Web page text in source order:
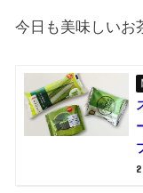
今日も美味しいお